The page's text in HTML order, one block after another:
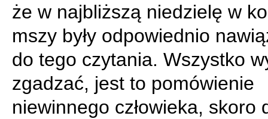
że w najbliższą niedzielę w
mszy były odpowiednio
do tego czytania. Wszystko
zgadzać, jest to pomówienie
niewinnego człowieka, skoro